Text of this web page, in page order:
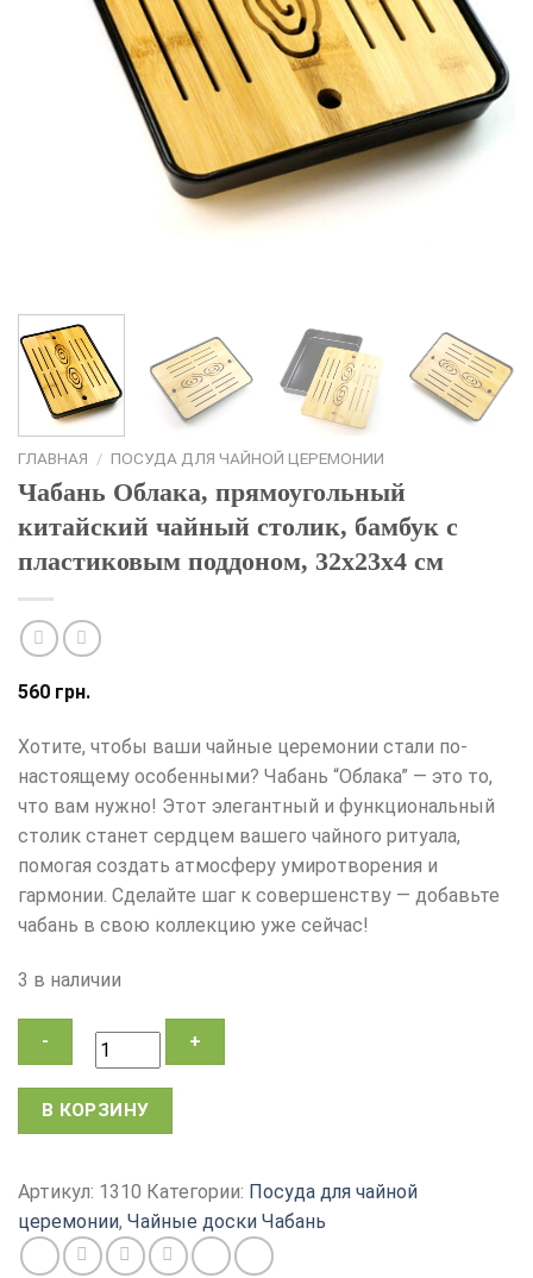
ГЛАВНАЯ / ПОСУДА ДЛЯ ЧАЙНОЙ ЦЕРЕМОНИИ
Чабань Облака, прямоугольный
китайский чайный столик, бамбук с
пластиковым поддоном, 32х23х4 см
560 грн.
Хотите, чтобы ваши чайные церемонии стали по-
настоящему особенными? Чабань “Облака” — это то,
что вам нужно! Этот элегантный и функциональный
столик станет сердцем вашего чайного ритуала,
помогая создать атмосферу умиротворения и
гармонии. Сделайте шаг к совершенству — добавьте
чабань в свою коллекцию уже сейчас!
3 в наличии
Количество
Облака,
прямоугольный
китайский
чайный
В КОРЗИНУ
Артикул: 1310 Категории: Посуда для чайной
церемонии, Чайные доски Чабань